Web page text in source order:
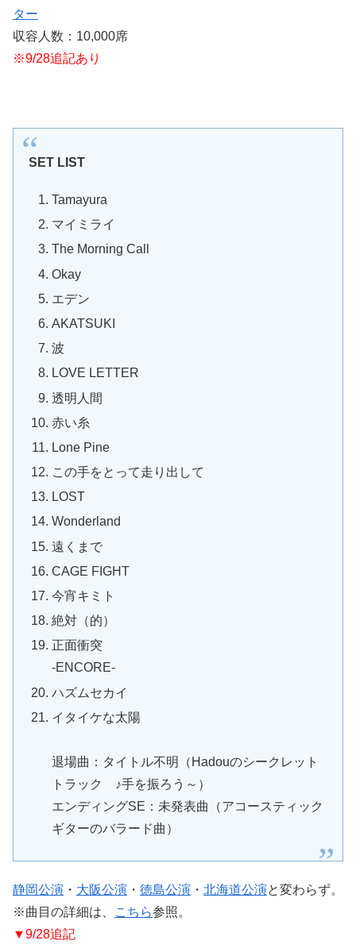
ター
収容人数：10,000席
※9/28追記あり
SET LIST
Tamayura
マイミライ
The Morning Call
Okay
エデン
AKATSUKI
波
LOVE LETTER
透明人間
赤い糸
Lone Pine
この手をとって走り出して
LOST
Wonderland
遠くまで
CAGE FIGHT
今宵キミト
絶対（的）
正面衝突
-ENCORE-
ハズムセカイ
イタイケな太陽
退場曲：タイトル不明（Hadouのシークレット
トラック ♪手を振ろう～）
エンディングSE：未発表曲（アコースティック
ギターのバラード曲）
静岡公演 ・ 大阪公演 ・ 徳島公演 ・ 北海道公演と変わらず。
※曲目の詳細は、
こちら参照。
▼9/28追記